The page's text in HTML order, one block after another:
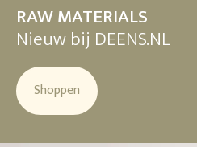
RAW MATERIALS
Nieuw bij DEENS.NL
Shoppen